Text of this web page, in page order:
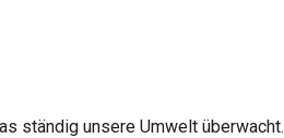
ständig unsere Umwelt überwacht.